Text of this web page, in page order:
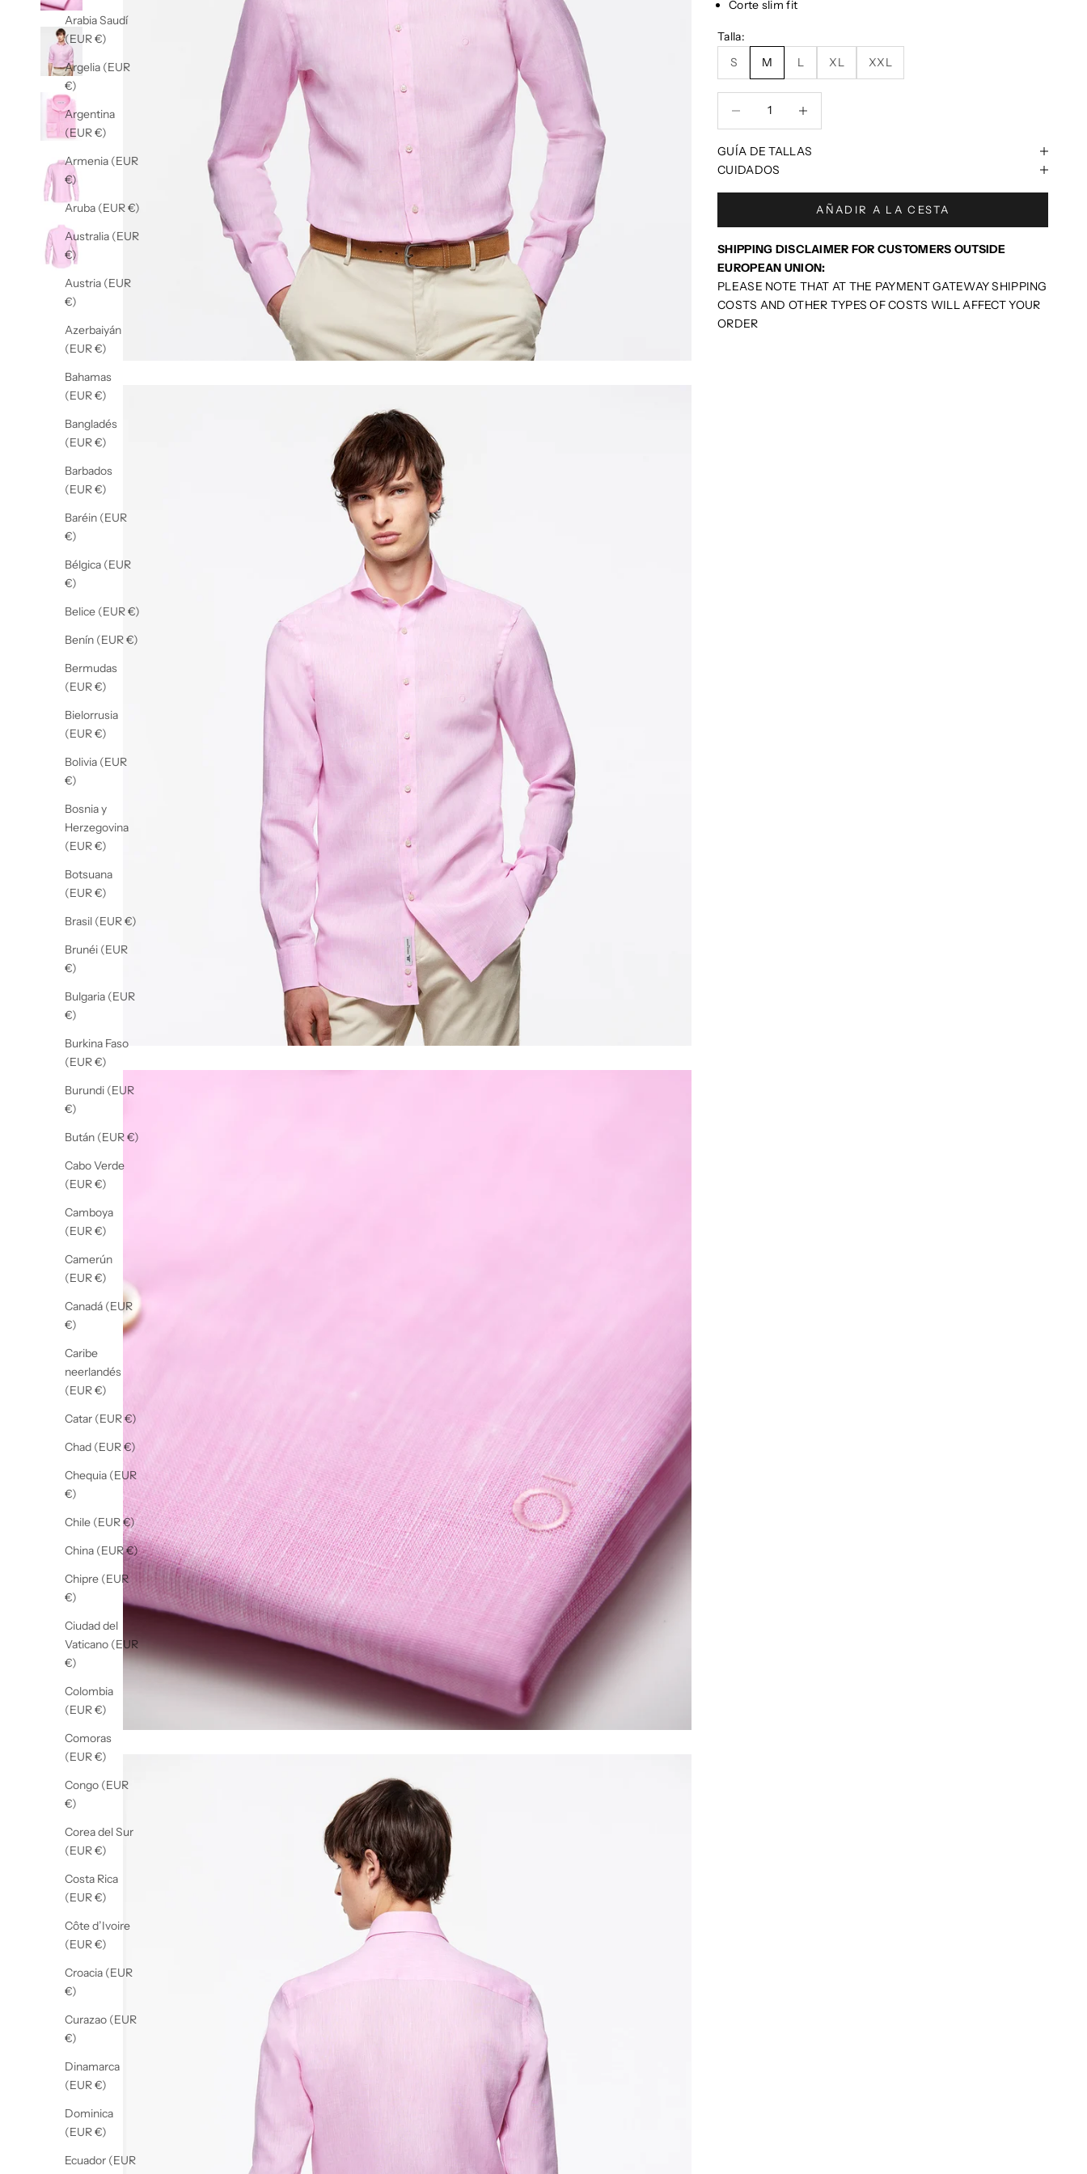
Arabia Saudí
(EUR €)
Argelia (EUR
€)
Argentina
(EUR €)
Armenia (EUR
€)
Aruba (EUR €)
Australia (EUR
€)
Austria (EUR
€)
Azerbaiyán
(EUR €)
Bahamas
(EUR €)
Bangladés
(EUR €)
Barbados
(EUR €)
Baréin (EUR
€)
Bélgica (EUR
€)
Belice (EUR €)
Benín (EUR €)
Bermudas
(EUR €)
Bielorrusia
(EUR €)
Bolivia (EUR
€)
Bosnia y
Herzegovina
(EUR €)
Botsuana
(EUR €)
Brasil (EUR €)
Brunéi (EUR
€)
Bulgaria (EUR
€)
Burkina Faso
(EUR €)
Burundi (EUR
€)
Bután (EUR €)
Cabo Verde
(EUR €)
Camboya
(EUR €)
Camerún
(EUR €)
Canadá (EUR
€)
Caribe
neerlandés
(EUR €)
Catar (EUR €)
Chad (EUR €)
Chequia (EUR
€)
Chile (EUR €)
China (EUR €)
Chipre (EUR
€)
Ciudad del
Vaticano (EUR
€)
Colombia
(EUR €)
Comoras
(EUR €)
Congo (EUR
€)
Corea del Sur
(EUR €)
Costa Rica
(EUR €)
Côte d’Ivoire
(EUR €)
Croacia (EUR
€)
Curazao (EUR
€)
Dinamarca
(EUR €)
Dominica
(EUR €)
Ecuador (EUR
Corte slim fit
Talla:
S
M L XL XXL
GUÍA DE TALLAS
CUIDADOS
AÑADIR A LA CESTA
SHIPPING DISCLAIMER FOR CUSTOMERS OUTSIDE
EUROPEAN UNION:
PLEASE NOTE THAT AT THE PAYMENT GATEWAY SHIPPING
COSTS AND OTHER TYPES OF COSTS WILL AFFECT YOUR
ORDER